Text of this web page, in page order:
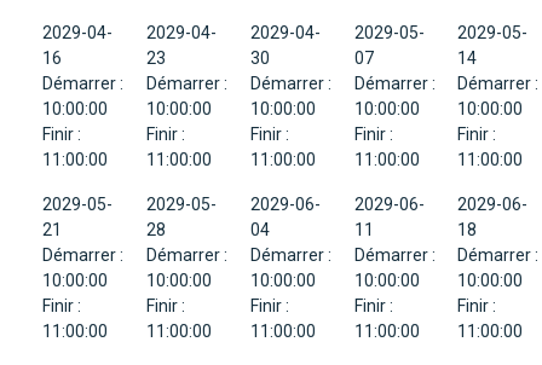
2029-04-
16
Démarrer :
10:00:00
Finir :
11:00:00
2029-04-
23
Démarrer :
10:00:00
Finir :
11:00:00
2029-04-
30
Démarrer :
10:00:00
Finir :
11:00:00
2029-05-
07
Démarrer :
10:00:00
Finir :
11:00:00
2029-05-
14
Démarrer :
10:00:00
Finir :
11:00:00
2029-05-
21
Démarrer :
10:00:00
Finir :
11:00:00
2029-05-
28
Démarrer :
10:00:00
Finir :
11:00:00
2029-06-
04
Démarrer :
10:00:00
Finir :
11:00:00
2029-06-
11
Démarrer :
10:00:00
Finir :
11:00:00
2029-06-
18
Démarrer :
10:00:00
Finir :
11:00:00